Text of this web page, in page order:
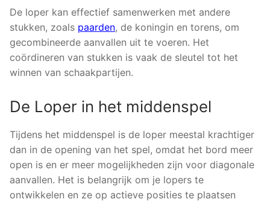
De loper kan effectief samenwerken met andere
stukken, zoals paarden, de koningin en torens, om
gecombineerde aanvallen uit te voeren. Het
coördineren van stukken is vaak de sleutel tot het
winnen van schaakpartijen.
De Loper in het middenspel
Tijdens het middenspel is de loper meestal krachtiger
dan in de opening van het spel, omdat het bord meer
open is en er meer mogelijkheden zijn voor diagonale
aanvallen. Het is belangrijk om je lopers te
ontwikkelen en ze op actieve posities te plaatsen